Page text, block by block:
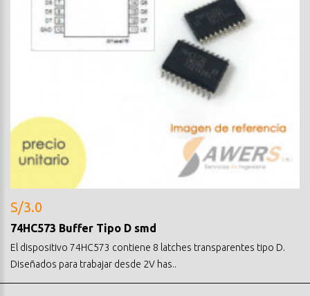
S/3.0
74HC573 Buffer Tipo D smd
El dispositivo 74HC573 contiene 8 latches transparentes tipo D.
Diseñados para trabajar desde 2V has..